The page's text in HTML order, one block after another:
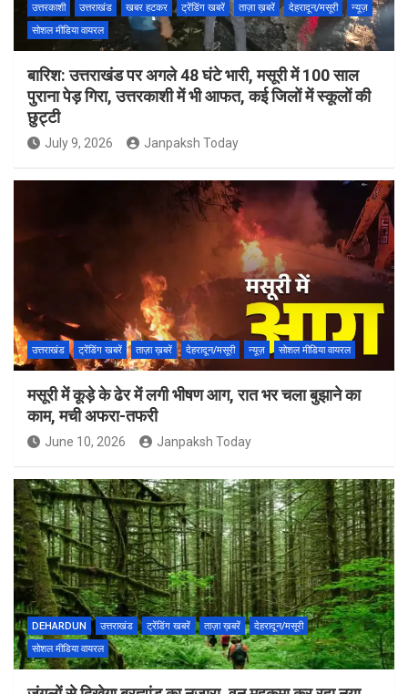
उत्तरकाशी उत्तराखंड खबर हटकर ट्रेंडिंग खबरें ताज़ा ख़बरें देहरादून/मसूरी
न्यूज़
सोशल मीडिया वायरल
बारिश: उत्तराखंड पर अगले 48 घंटे भारी, मसूरी में 100 साल
पुराना पेड़ गिरा, उत्तरकाशी में भी आफत, कई जिलों में स्कूलों की
छुट्टी
July 9, 2026 Janpaksh Today
उत्तराखंड ट्रेंडिंग खबरें ताज़ा ख़बरें देहरादून/मसूरी न्यूज़ सोशल मीडिया वायरल
मसूरी में कूड़े के ढेर में लगी भीषण आग, रात भर चला बुझाने का
काम, मची अफरा-तफरी
June 10, 2026 Janpaksh Today
DEHARDUN उत्तराखंड ट्रेंडिंग खबरें ताज़ा ख़बरें
देहरादून/मसूरी
सोशल मीडिया वायरल